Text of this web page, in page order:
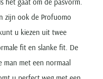
zijn ook de Profuomo
u kiezen uit twee
fit en slanke fit. De
man met een normaal